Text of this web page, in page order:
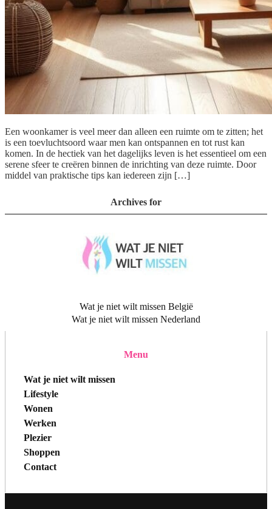
Een woonkamer is veel meer dan alleen een ruimte om te zitten; het
is een toevluchtsoord waar men kan ontspannen en tot rust kan
komen. In de hectiek van het dagelijks leven is het essentieel om een
serene sfeer te creëren binnen de inrichting van deze ruimte. Door
middel van praktische tips kan iedereen zijn […]
Archives for
Wat je niet wilt missen België
Wat je niet wilt missen Nederland
Menu
Wat je niet wilt missen
Lifestyle
Wonen
Werken
Plezier
Shoppen
Contact